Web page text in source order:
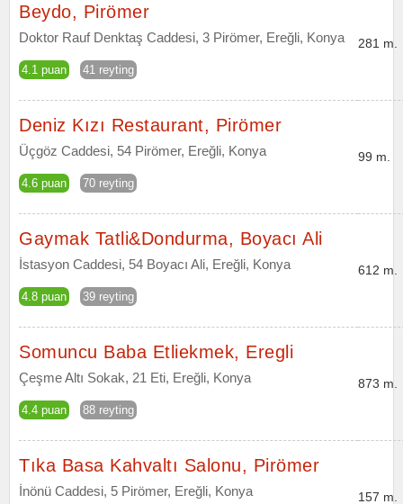
Beydo, Pirömer
Doktor Rauf Denktaş Caddesi, 3 Pirömer, Ereğli, Konya
4.1 puan 41 reyting
281 m.
Deniz Kızı Restaurant, Pirömer
Üçgöz Caddesi, 54 Pirömer, Ereğli, Konya
4.6 puan 70 reyting
99 m.
Gaymak Tatli&Dondurma, Boyacı Ali
İstasyon Caddesi, 54 Boyacı Ali, Ereğli, Konya
4.8 puan 39 reyting
612 m.
Somuncu Baba Etliekmek, Eregli
Çeşme Altı Sokak, 21 Eti, Ereğli, Konya
4.4 puan 88 reyting
873 m.
Tıka Basa Kahvaltı Salonu, Pirömer
İnönü Caddesi, 5 Pirömer, Ereğli, Konya 157 m.